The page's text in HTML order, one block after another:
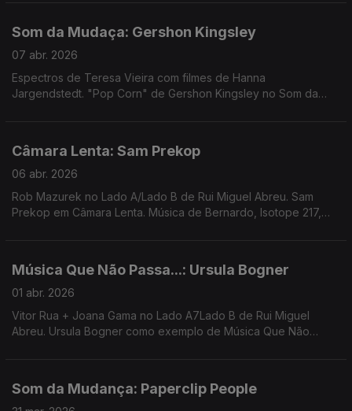
Som da Mudaça: Gershon Kingsley
07 abr. 2026
Espectros de Teresa Vieira com filmes de Hanna
Jargendstedt. "Pop Corn" de Gershon Kingsley no Som da
Câmara Lenta: Sam Prekop
06 abr. 2026
Rob Mazurek no Lado A/Lado B de Rui Miguel Abreu. Sam
Prekop em Câmara Lenta. Música de Bernardo, Isotope 217,
Música Que Não Passa...: Ursula Bogner
01 abr. 2026
Vitor Rua + Joana Gama no Lado A7Lado B de Rui Miguel
Abreu. Ursula Bogner como exemplo de Música Que Não
Som da Mudança: Paperclip People